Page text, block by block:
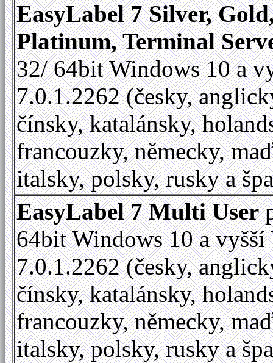
EasyLabel 7 Silver,
Platinum, Terminal
32/ 64bit Windows 10 a
7.0.1.2262 (česky,
čínsky, katalánsky,
francouzky, německy,
italsky, polsky, rusky a
EasyLabel 7 Multi User
64bit Windows 10 a vyšší
7.0.1.2262 (česky,
čínsky, katalánsky,
francouzky, německy,
italsky, polsky, rusky a